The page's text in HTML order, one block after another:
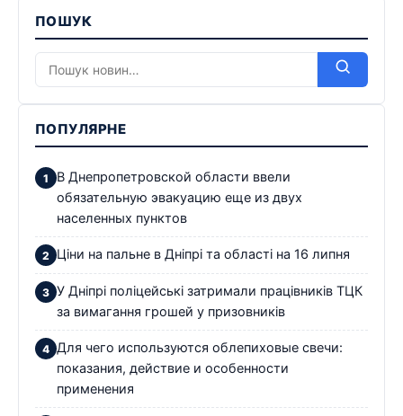
ПОШУК
ПОПУЛЯРНЕ
В Днепропетровской области ввели
обязательную эвакуацию еще из двух
населенных пунктов
Ціни на пальне в Дніпрі та області на 16 липня
У Дніпрі поліцейські затримали працівників ТЦК
за вимагання грошей у призовників
Для чего используются облепиховые свечи:
показания, действие и особенности
применения